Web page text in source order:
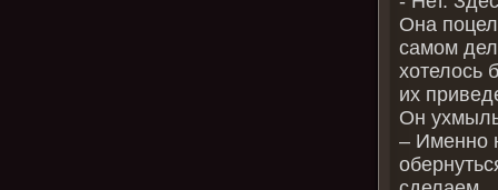
Она
самом
хотелось
их
Он
– Именно